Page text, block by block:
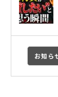
お知ら